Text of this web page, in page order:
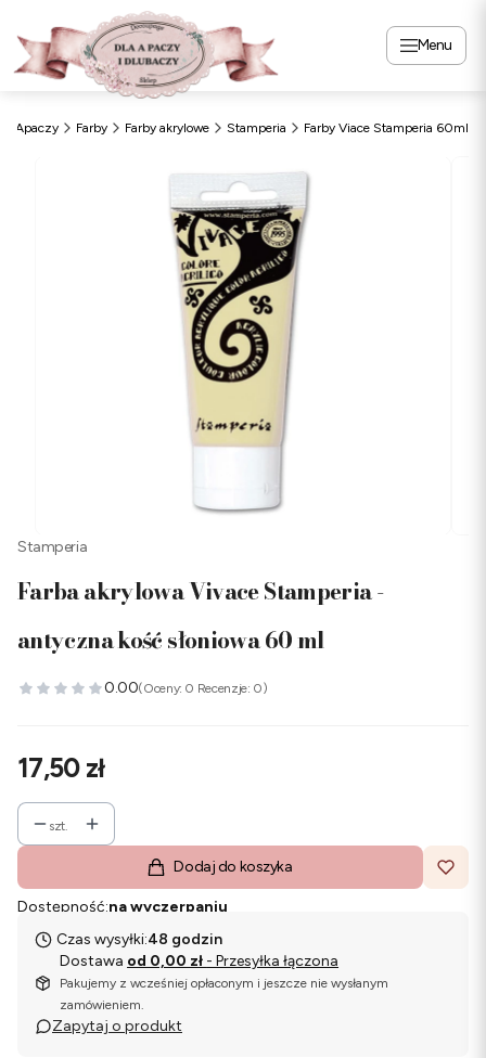
Menu
Farby Farby akrylowe Stamperia Farby Viace Stamperia 60ml
Stamperia
Farba akrylowa Vivace Stamperia -
antyczna kość słoniowa 60 ml
0.00(Oceny: 0 Recenzje: 0)
Cena
17,50 zł
szt.
Dodaj do koszyka
Dostępność:na wyczerpaniu
Czas wysyłki:48 godzin
Dostawa od 0,00 zł - Przesyłka łączona
Pakujemy z wcześniej opłaconym i jeszcze nie wysłanym
zamówieniem.
Zapytaj o produkt